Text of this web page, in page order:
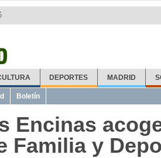
DEPORTES MADRID
Boletín
Encinas
Familia y